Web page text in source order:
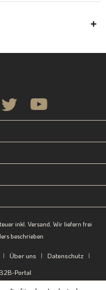
inkl. Versand. Wir liefern frei
beschrieben
Über uns
Datenschutz
Portal